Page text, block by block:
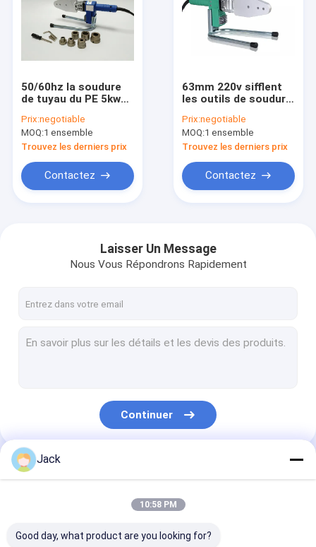
Maison
50/60hz la soudure
de tuyau du PE 5kw
automatique
Prix:negotiable
MOQ:1 ensemble
Trouvez les derniers prix
Contactez
63mm 220v sifflent
les outils de soudure
du client pour le
montage de tuyau de
Ppr
Prix:negotiable
MOQ:1 ensemble
Trouvez les derniers prix
Contactez
Laisser Un Message
Nous Vous Répondrons Rapidement
Continuer
Nos Catégories
Jack
10:58 PM
Good day, what product are you looking for?